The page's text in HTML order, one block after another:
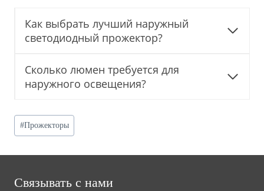
Как выбрать лучший наружный
светодиодный прожектор?
Сколько люмен требуется для
наружного освещения?
Post
Tags:
#Прожекторы
Связывать с нами